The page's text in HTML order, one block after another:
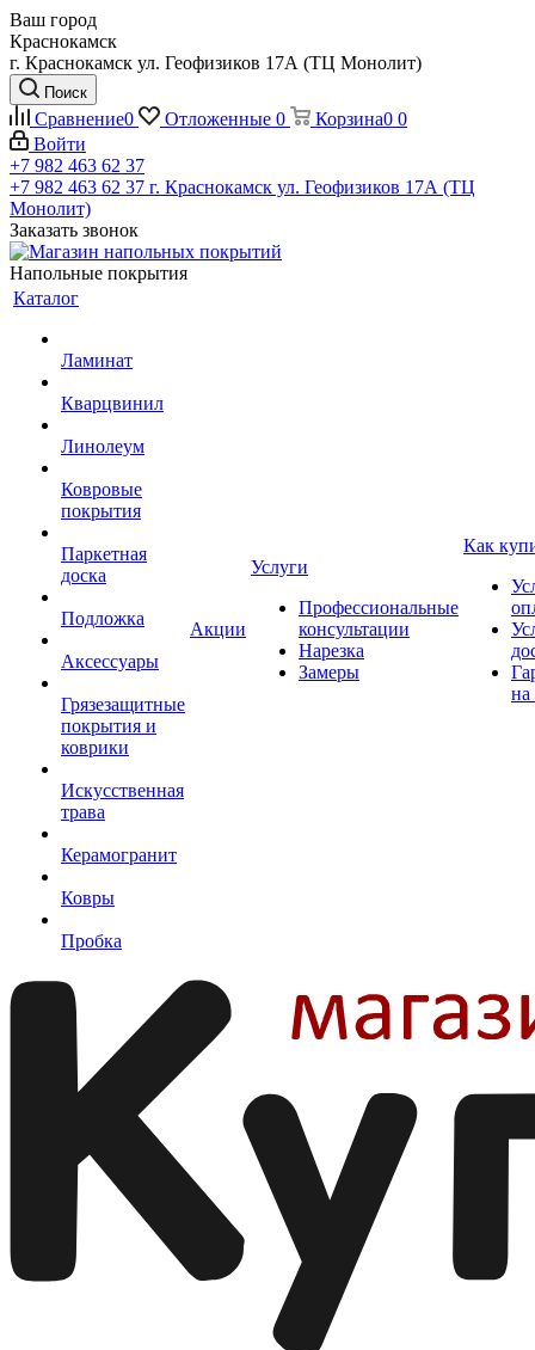
Ваш город
Краснокамск
г. Краснокамск ул. Геофизиков 17А (ТЦ Монолит)
Поиск
Сравнение0 Отложенные 0 Корзина0 0
Войти
+7 982 463 62 37
+7 982 463 62 37 г. Краснокамск ул. Геофизиков 17А (ТЦ
Монолит)
Заказать звонок
Напольные покрытия
Каталог
Ламинат
Кварцвинил
Линолеум
Ковровые
покрытия
Паркетная
доска
Подложка
Аксессуары
Грязезащитные
покрытия и
коврики
Искусственная
трава
Керамогранит
Ковры
Пробка
Акции
Услуги
Профессиональные
консультации
Нарезка
Замеры
Как
на